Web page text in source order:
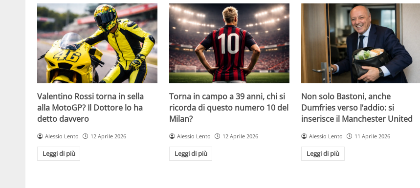
Valentino Rossi torna in sella
alla MotoGP? Il Dottore lo ha
detto davvero
Alessio Lento 12 Aprile 2026
Leggi di più
Torna in campo a 39 anni, chi si
ricorda di questo numero 10 del
Milan?
Alessio Lento 12 Aprile 2026
Leggi di più
Non solo Bastoni, anche
Dumfries verso l’addio: si
inserisce il Manchester United
Alessio Lento 11 Aprile 2026
Leggi di più